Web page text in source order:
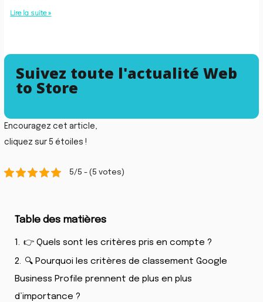
Encouragez cet article,
cliquez sur 5 étoiles !
5/5 - (5 votes)
Table des matières
1. 👉 Quels sont les critères pris en compte ?
2. 🔍 Pourquoi les critères de classement Google
Business Profile prennent de plus en plus
d’importance ?
Lire la suite »
Suivez toute l'actualité Web
to Store